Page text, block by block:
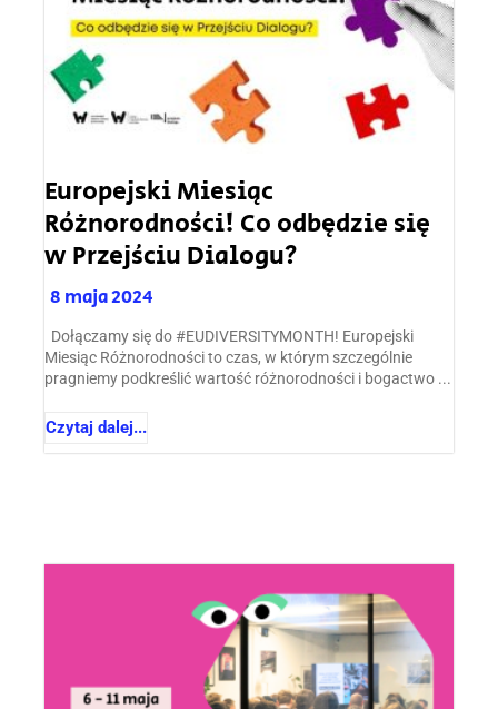
Europejski Miesiąc
Różnorodności! Co odbędzie się
w Przejściu Dialogu?
8 maja 2024
Dołączamy się do #EUDIVERSITYMONTH! Europejski
Miesiąc Różnorodności to czas, w którym szczególnie
pragniemy podkreślić wartość różnorodności i bogactwo ...
Czytaj dalej...